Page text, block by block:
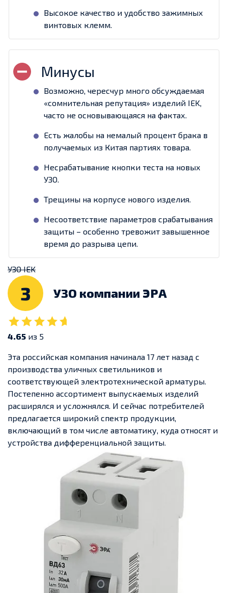
Высокое качество и удобство зажимных
винтовых клемм.
Возможно, чересчур много обсуждаемая
«сомнительная репутация» изделий IEK,
часто не основывающаяся на фактах.
Есть жалобы на немалый процент брака в
получаемых из Китая партиях товара.
Несрабатывание кнопки теста на новых
УЗО.
Трещины на корпусе нового изделия.
Несоответствие параметров срабатывания
защиты – особенно тревожит завышенное
время до разрыва цепи.
УЗО IEK
3 УЗО компании ЭРА
4.65 из 5
Эта российская компания начинала 17 лет назад с
производства уличных светильников и
соответствующей электротехнической арматуры.
Постепенно ассортимент выпускаемых изделий
расширялся и усложнялся. И сейчас потребителей
предлагается широкий спектр продукции,
включающий в том числе автоматику, куда относят и
устройства дифференциальной защиты.